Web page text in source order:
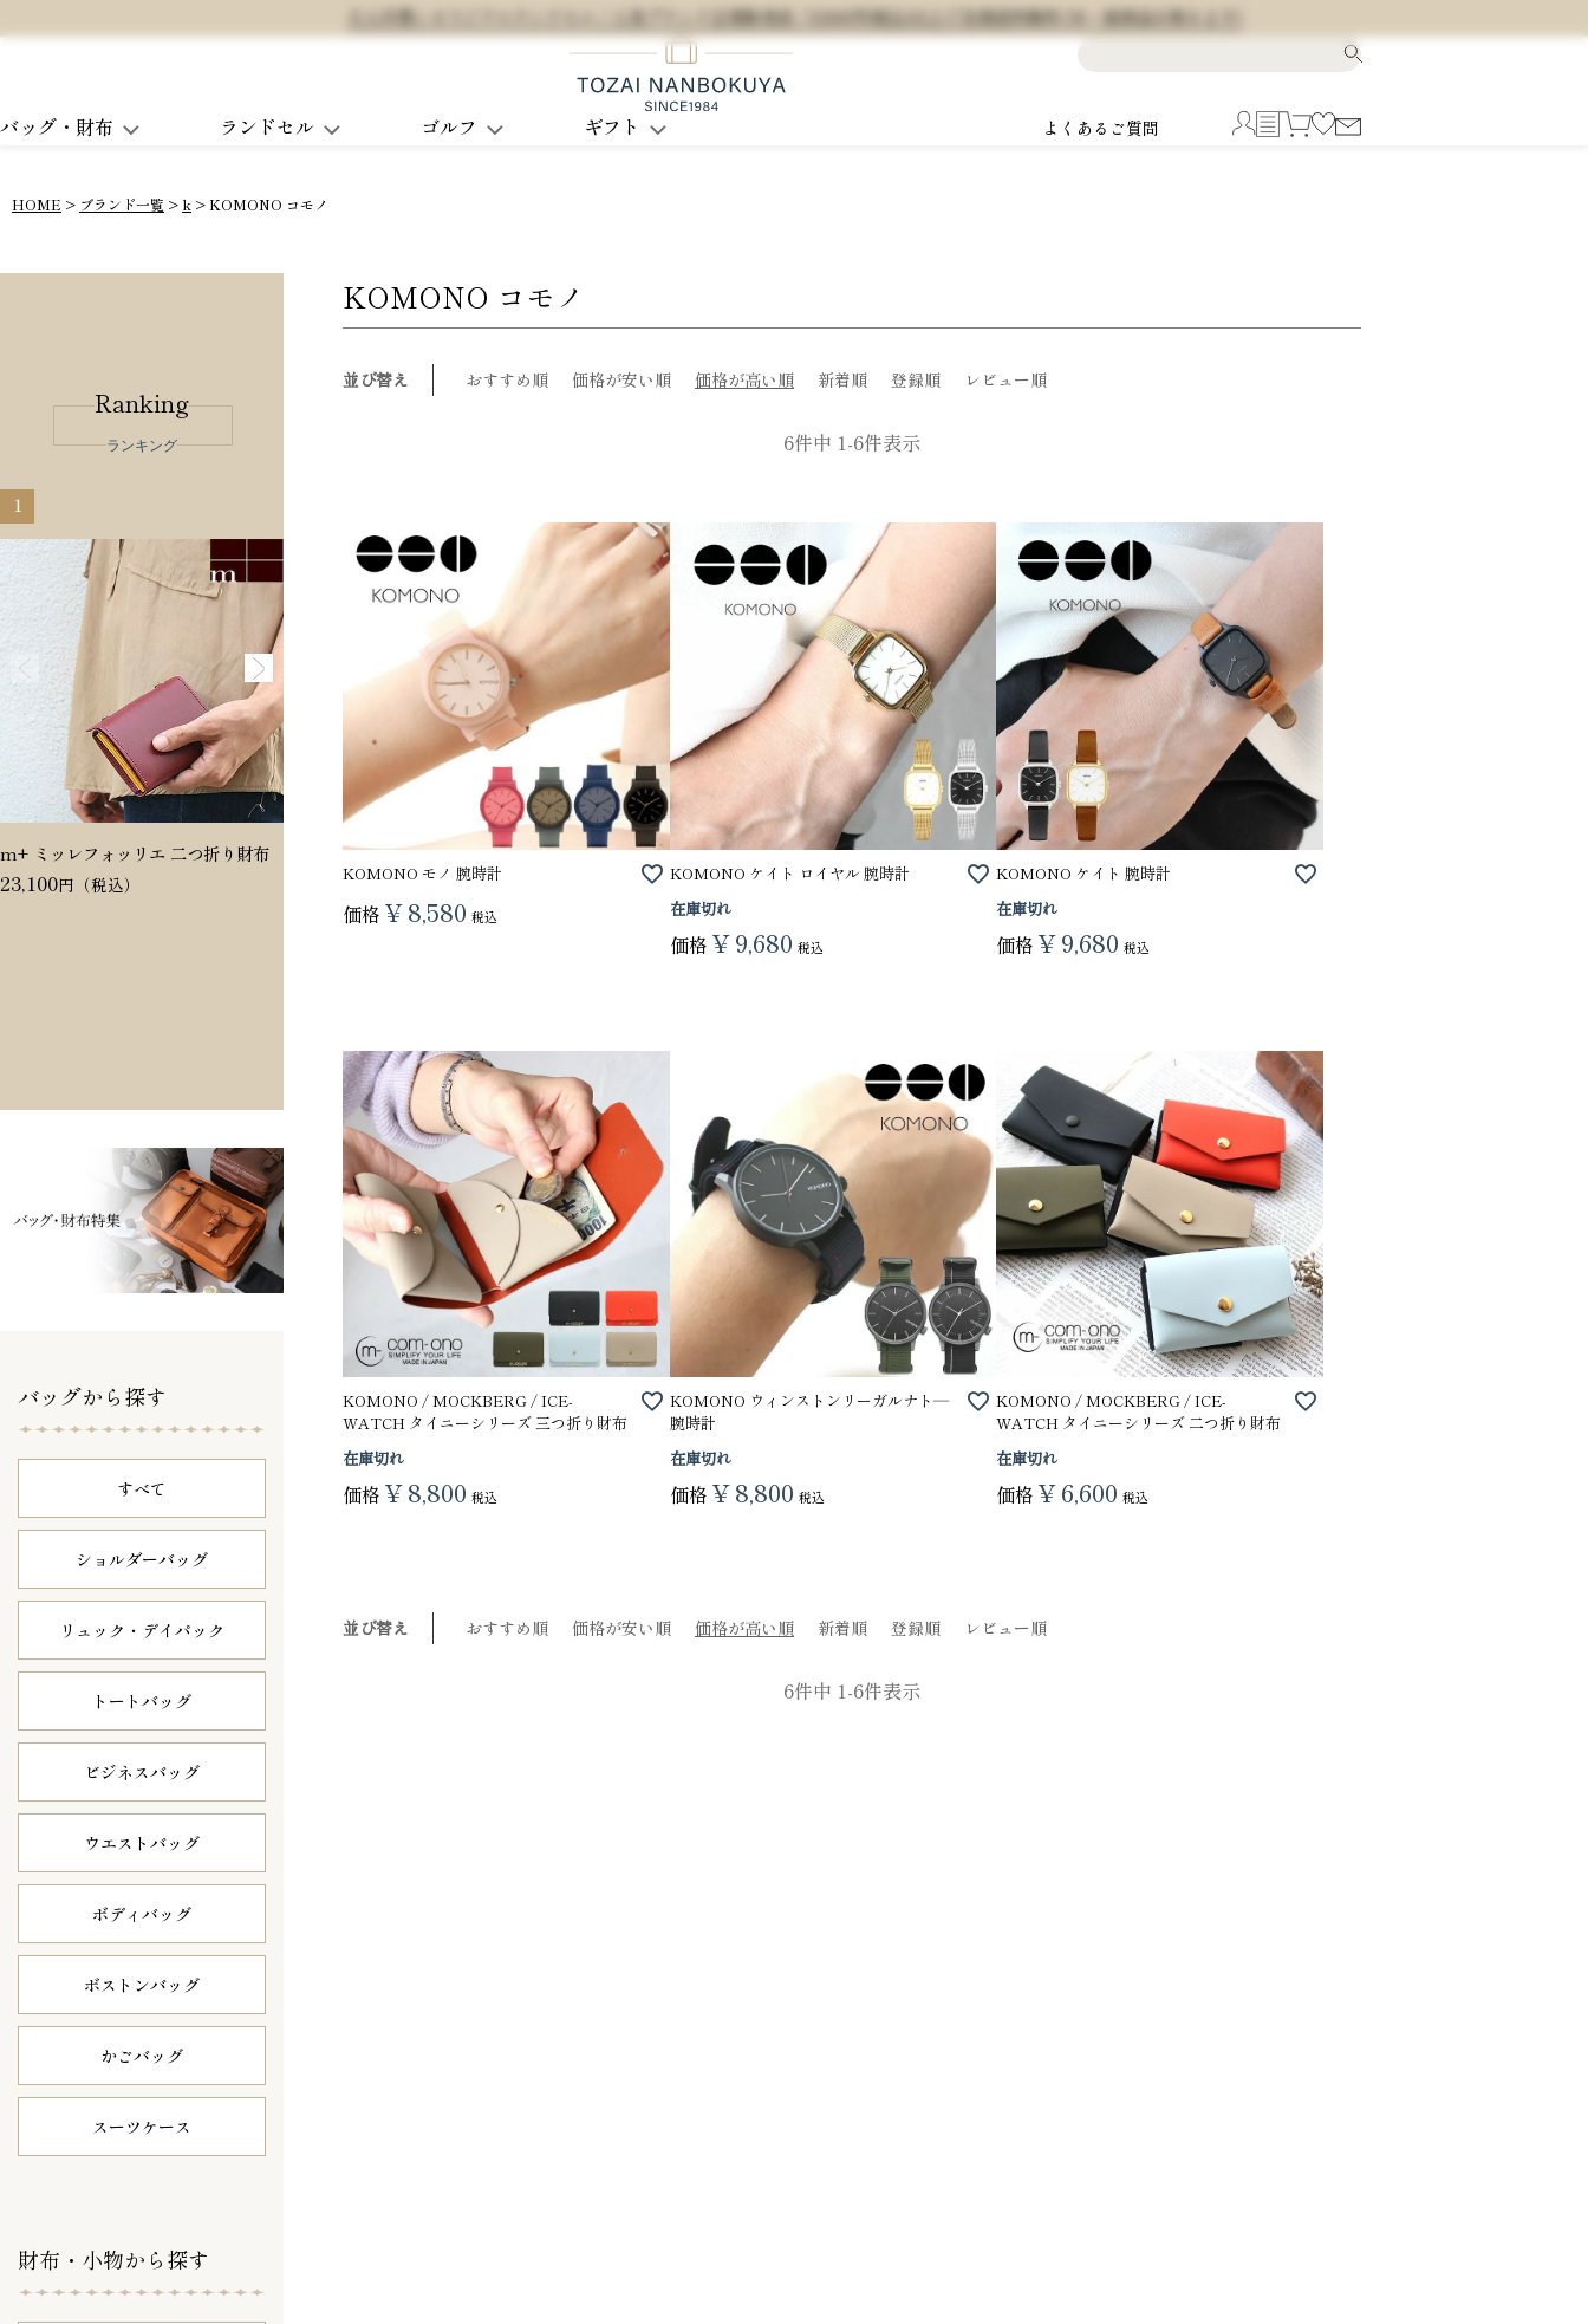
大人可愛いオリジナルランドセル / 人気ブランド正規販売店 / 5,500円(税込)以上で全国送料無料 (※一部商品を除きます)
バッグ・財布 ランドセル ゴルフ ギフト よくあるご質問
HOME ブランド一覧 k KOMONO コモノ
Ranking
ランキング
1
m+ ミッレフォッリエ 二つ折り財布
23,100
Dakota ヴィタミーナ 二つ折り財布
20,350
PORTER ポーター ウィロー ウエス
トバッグ
GRIMM LAB アルファベット スエ
VIOLAdORO TRERO トレロ トー
バッグから探す
すべて
ショルダーバッグ
リュック・ デイパック
トートバッグ
ビジネスバッグ
ウエストバッグ
ボディバッグ
ボストンバッグ
かごバッグ
スーツケース
財布・小物から探す
KOMONO コモノ
並び替え おすすめ順 価格が安い順 価格が高い順 新着順 登録順 レビュー順
6件中 1-6件表示
KOMONO モノ 腕時計
価格 ¥ 8,580 税込
KOMONO ケイト ロイヤル 腕時計
在庫切れ
価格 ¥ 9,680 税込
KOMONO ケイト 腕時計
在庫切れ
価格 ¥9,680 税込
KOMONO / MOCKBERG / ICE-
WATCH タイニーシリーズ 三つ折り財布
在庫切れ
価格 ¥ 8,800 税込
KOMONO ウィンストンリーガルナト―
腕時計
在庫切れ
価格 ¥ 8,800 税込
KOMONO / MOCKBERG / ICE-
WATCH タイニーシリーズ 二つ折り財布
在庫切れ
価格 ¥6,600 税込
並び替え おすすめ順 価格が安い順 価格が高い順 新着順 登録順 レビュー順
6件中 1-6件表示